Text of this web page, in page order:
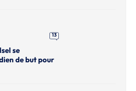
13
se
de but pour